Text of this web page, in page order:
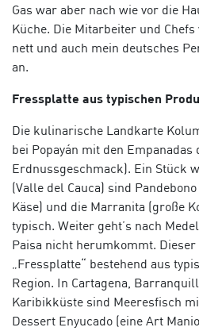
Gas war aber nach wie vor die
Küche. Die Mitarbeiter und
nett und auch mein deutsches
an.
Fressplatte aus typischen
Die kulinarische Landkarte
bei Popayán mit den Empanadas
Erdnussgeschmack). Ein Stück
(Valle del Cauca) sind Pandebono
Käse) und die Marranita (große
typisch. Weiter geht’s nach
Paisa nicht herumkommt.
„Fressplatte“ bestehend aus
Region. In Cartagena,
Karibikküste sind Meeresfisch
Dessert Enyucado (eine Art